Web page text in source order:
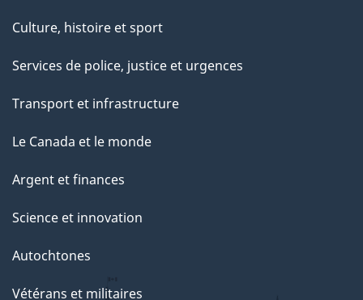
Culture, histoire et sport
Services de police, justice et urgences
Transport et infrastructure
Le Canada et le monde
Argent et finances
Science et innovation
Autochtones
Vétérans et militaires